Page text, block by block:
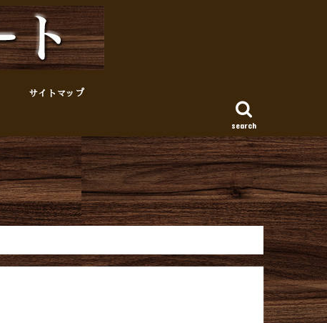
search
サイトマップ